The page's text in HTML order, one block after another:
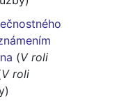
(V roli
V roli